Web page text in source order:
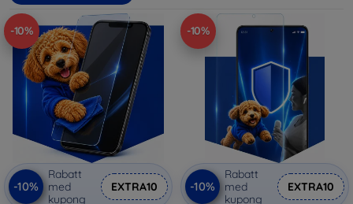
-10%
-10%
Rabatt
med
kupong
EXTRA10
-10%
-10%
Rabatt
med
kupong
EXTRA10